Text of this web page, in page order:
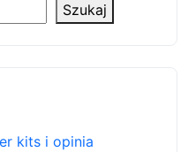
Szukaj
kits i opinia